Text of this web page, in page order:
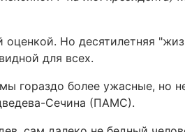
Но десятилетняя
для всех.
гораздо более ужасные, но
Сечина (ПАМС).